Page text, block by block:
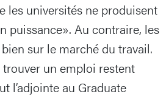
les universités ne produisent
puissance». Au contraire, les
sur le marché du travail.
un emploi restent
l’adjointe au Graduate